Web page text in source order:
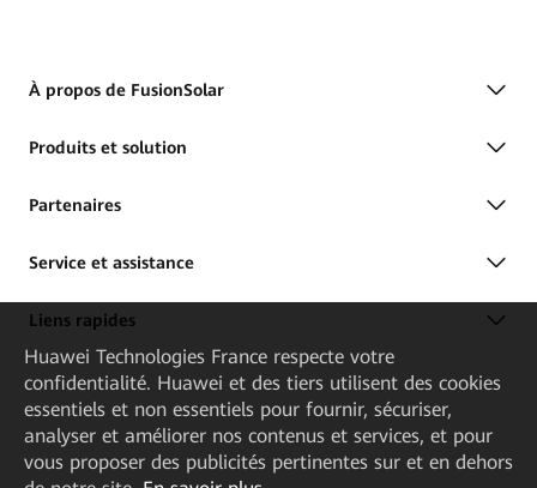
À propos de FusionSolar
Produits et solution
Partenaires
Service et assistance
Liens rapides
Huawei Technologies France respecte votre
confidentialité. Huawei et des tiers utilisent des cookies
essentiels et non essentiels pour fournir, sécuriser,
analyser et améliorer nos contenus et services, et pour
vous proposer des publicités pertinentes sur et en dehors